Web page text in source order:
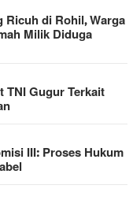
di Rohil, Warga
Milik Diduga
TNI Gugur Terkait
III: Proses Hukum